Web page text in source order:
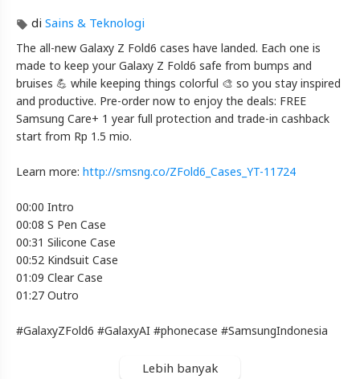
Terbaru
Blackexpo
Info
lanjut
Galaxy
Fold6:
Case
Lineup
Samsung
Indonesia
Blackexpo
Platform
Berbagi
Indonesia
di Sains & Teknologi
The all-new Galaxy Z Fold6 cases have landed. Each one is
made to keep your Galaxy Z Fold6 safe from bumps and
bruises 💪 while keeping things colorful 🎨 so you stay inspired
and productive. Pre-order now to enjoy the deals: FREE
Samsung Care+ 1 year full protection and trade-in cashback
start from Rp 1.5 mio.
Learn more: http://smsng.co/ZFold6_Cases_YT-11724
00:00 Intro
00:08 S Pen Case
00:31 Silicone Case
00:52 Kindsuit Case
01:09 Clear Case
01:27 Outro
#GalaxyZFold6 #GalaxyAI #phonecase #SamsungIndonesia
Lebih banyak